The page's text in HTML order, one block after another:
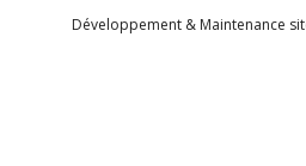
Développement & Maintenance